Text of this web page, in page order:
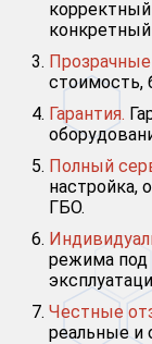
конкретный
стоимость,
Гарантия.
Полный
настройка,
ГБО.
режима под
Честные
реальные и